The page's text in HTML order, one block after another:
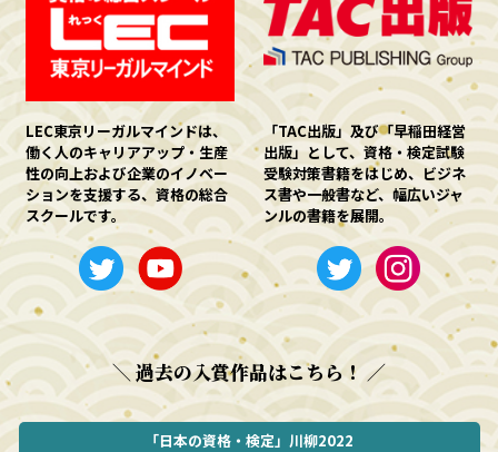
LEC東京リーガルマインドは、
働く人のキャリアアップ・生産
性の向上および企業のイノベー
ションを支援する、資格の総合
スクールです。
「TAC出版」及び「早稲田経営
出版」として、資格・検定試験
受験対策書籍をはじめ、ビジネ
ス書や一般書など、幅広いジャ
ンルの書籍を展開。
＼ 過去の入賞作品はこちら！ ／
「日本の資格・検定」川柳2022